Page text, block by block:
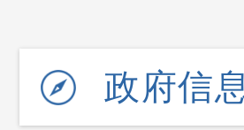
政府